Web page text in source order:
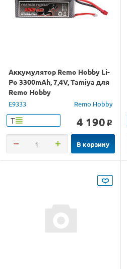
Аккумулятор Remo Hobby Li-
Po 3300mAh, 7,4V, Tamiya для
Remo Hobby
E9333 Remo Hobby
Т 4 190 o
В корзину